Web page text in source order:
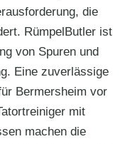
die
RümpelButler ist
von Spuren und
Eine zuverlässige
Bermersheim vor
mit
machen die